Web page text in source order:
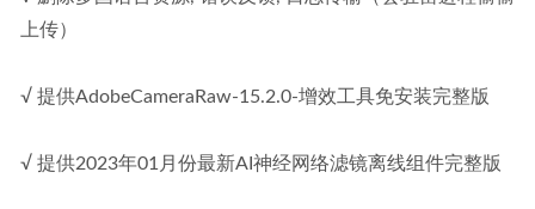
上传）
√ 提供AdobeCameraRaw-15.2.0-增效工具免安装完整版
√ 提供2023年01月份最新AI神经网络滤镜离线组件完整版